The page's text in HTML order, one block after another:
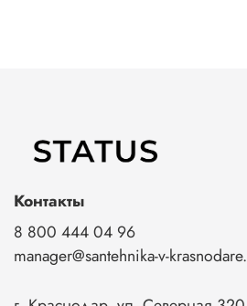
Контакты
8 800 444 04 96
manager@santehnika-v-